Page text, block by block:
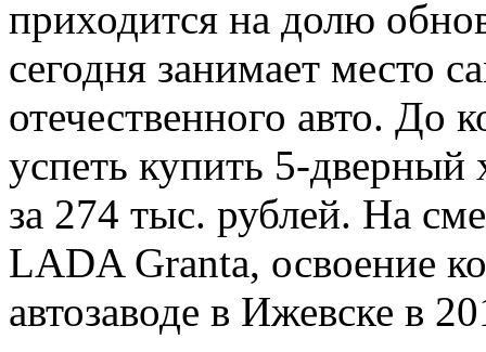
приходится на долю
сегодня занимает место
отечественного авто. До
успеть купить 5-
за 274 тыс. рублей. На
LADA Granta, освоение
автозаводе в Ижевске в